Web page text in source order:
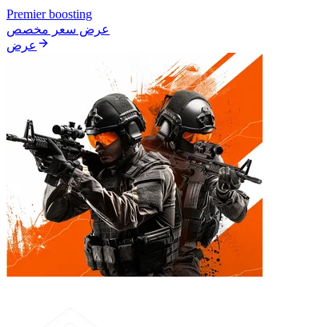
Premier boosting
عرض سعر مخصص
عرض